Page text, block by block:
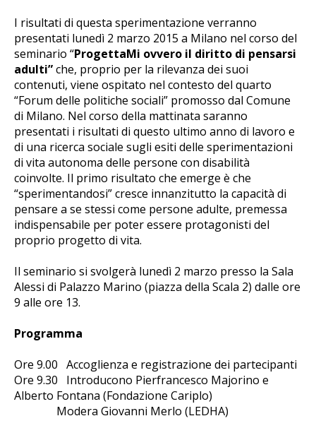
I risultati di questa sperimentazione verranno
presentati lunedì 2 marzo 2015 a Milano nel corso del
seminario “ProgettaMi ovvero il diritto di pensarsi
adulti”che, proprio per la rilevanza dei suoi
contenuti, viene ospitato nel contesto del quarto
“Forum delle politiche sociali” promosso dal Comune
di Milano. Nel corso della mattinata saranno
presentati i risultati di questo ultimo anno di lavoro e
di una ricerca sociale sugli esiti delle sperimentazioni
di vita autonoma delle persone con disabilità
coinvolte. Il primo risultato che emerge è che
“sperimentandosi” cresce innanzitutto la capacità di
pensare a se stessi come persone adulte, premessa
indispensabile per poter essere protagonisti del
proprio progetto di vita.
Il seminario si svolgerà lunedì 2 marzo presso la Sala
Alessi di Palazzo Marino (piazza della Scala 2) dalle ore
9 alle ore 13.
Programma
Ore 9.00 Accoglienza e registrazione dei partecipanti
Ore 9.30 Introducono Pierfrancesco Majorino e
Alberto Fontana (Fondazione Cariplo)
Modera Giovanni Merlo (LEDHA)